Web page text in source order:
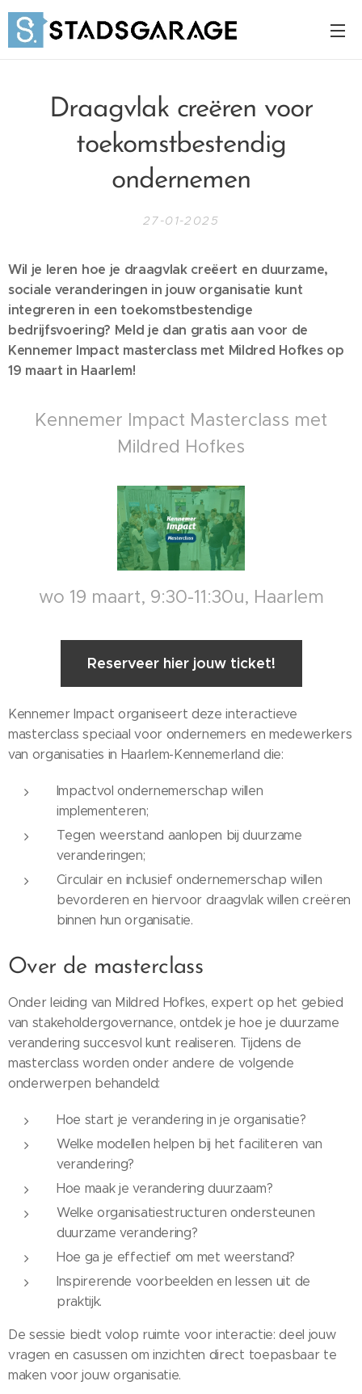
Draagvlak creëren voor
toekomstbestendig
ondernemen
27-01-2025
Wil je leren hoe je draagvlak creëert en duurzame,
sociale veranderingen in jouw organisatie kunt
integreren in een toekomstbestendige
bedrijfsvoering? Meld je dan gratis aan voor de
Kennemer Impact masterclass met Mildred Hofkes op
19 maart in Haarlem!
Kennemer Impact Masterclass met
Mildred Hofkes
wo 19 maart, 9:30-11:30u, Haarlem
Reserveer hier jouw ticket!
Kennemer Impact organiseert deze interactieve
masterclass speciaal voor ondernemers en medewerkers
van organisaties in Haarlem-Kennemerland die:
⁠Impactvol ondernemerschap willen
implementeren;
⁠Tegen weerstand aanlopen bij duurzame
veranderingen;
⁠Circulair en inclusief ondernemerschap willen
bevorderen en hiervoor draagvlak willen creëren
binnen hun organisatie.
Over de masterclass
Onder leiding van Mildred Hofkes, expert op het gebied
van stakeholdergovernance, ontdek je hoe je duurzame
verandering succesvol kunt realiseren. Tijdens de
masterclass worden onder andere de volgende
onderwerpen behandeld:
Hoe start je verandering in je organisatie?
Welke modellen helpen bij het faciliteren van
verandering?
Hoe maak je verandering duurzaam?
Welke organisatiestructuren ondersteunen
duurzame verandering?
Hoe ga je effectief om met weerstand?
Inspirerende voorbeelden en lessen uit de
praktijk.
De sessie biedt volop ruimte voor interactie: deel jouw
vragen en casussen om inzichten direct toepasbaar te
maken voor jouw organisatie.